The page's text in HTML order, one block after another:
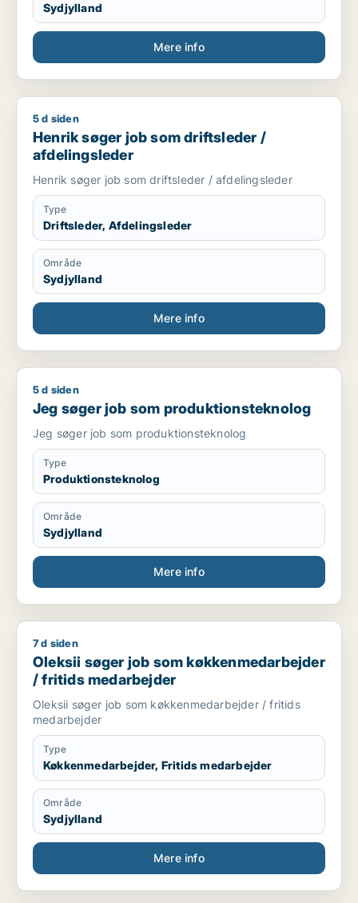
Sydjylland
Mere info
Henrik søger job som driftsleder / afdelingsleder
5 d siden
Henrik søger job som driftsleder /
afdelingsleder
Henrik søger job som driftsleder / afdelingsleder
Type
Driftsleder, Afdelingsleder
Område
Sydjylland
Mere info
Jeg søger job som produktionsteknolog
5 d siden
Jeg søger job som produktionsteknolog
Jeg søger job som produktionsteknolog
Type
Produktionsteknolog
Område
Sydjylland
Mere info
Oleksii søger job som køkkenmedarbejder / fritids
7 d siden
Oleksii søger job som køkkenmedarbejder
/ fritids medarbejder
Oleksii søger job som køkkenmedarbejder / fritids
medarbejder
Type
Køkkenmedarbejder, Fritids medarbejder
Område
Sydjylland
Mere info